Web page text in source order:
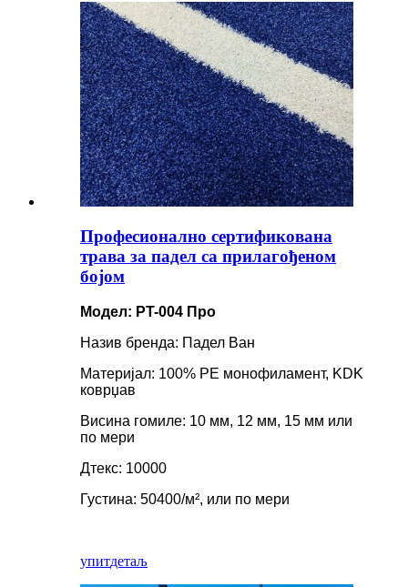
Професионално сертификована
трава за падел са прилагођеном
бојом
Модел: PT-004 Про
Назив бренда: Падел Ван
Материјал: 100% PE монофиламент, KDK
коврџав
Висина гомиле: 10 мм, 12 мм, 15 мм или
по мери
Дтекс: 10000
Густина: 50400/м², или по мери
упитдетаљ